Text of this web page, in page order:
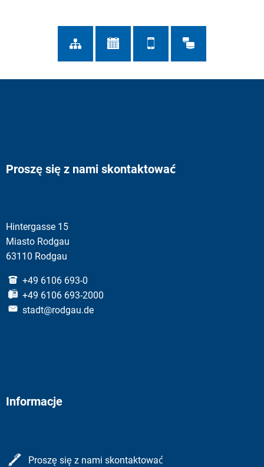
Proszę się z nami skontaktować
Hintergasse 15
Miasto Rodgau
63110 Rodgau
+49 6106 693-0
+49 6106 693-2000
stadt@rodgau.de
Informacje
Proszę się z nami skontaktować